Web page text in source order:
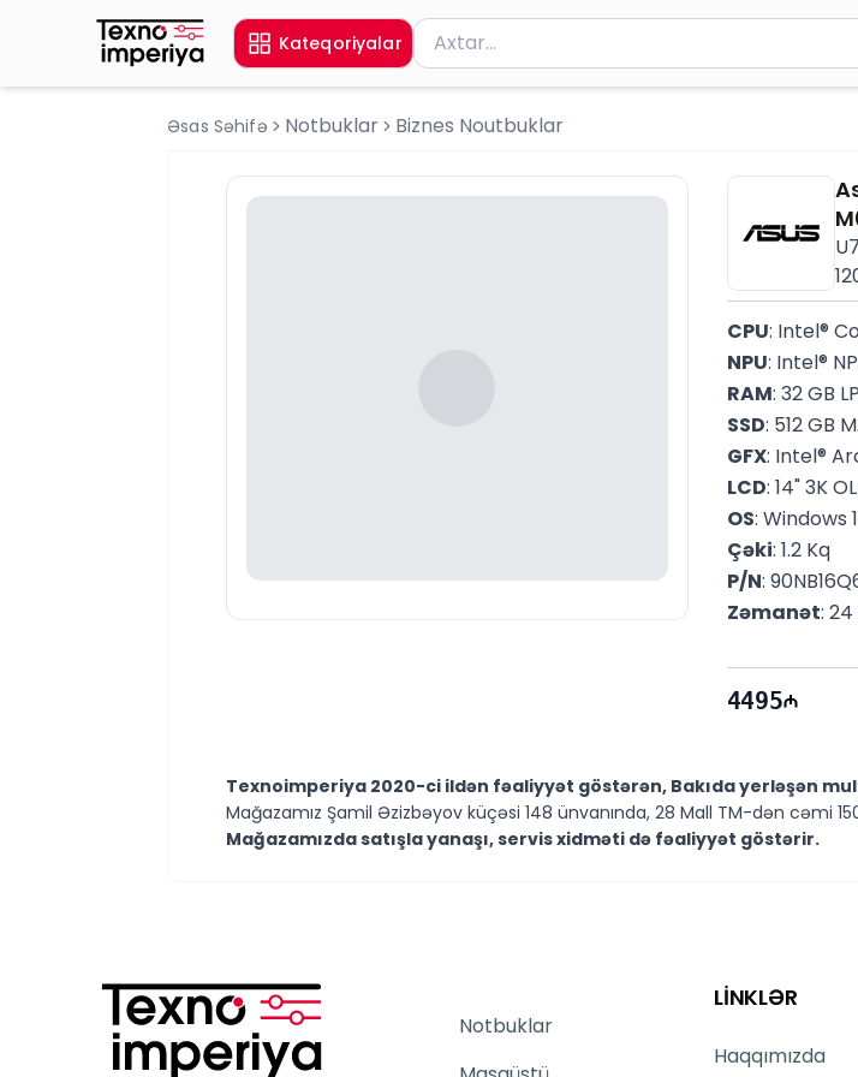
Kateqoriyalar Məhsul axtar
Axtarış üçün ən azı 2 simvol yazın.
Əsas Səhifə Notbuklar Biznes Noutbuklar
CPU: Intel®
NPU: Intel®
RAM: 32 GB
SSD: 512 GB
GFX: Intel®
LCD: 14" 3K
OS: Windows
Çəki: 1.2 Kq
P/N:
Zəmanət:
4495
Texnoimperiya 2020-ci ildən fəaliyyət göstərən, Bakıda yerləşən
Mağazamız Şamil Əzizbəyov küçəsi 148 ünvanında, 28 Mall TM-dən cəmi
Mağazamızda satışla yanaşı, servis xidməti də fəaliyyət göstərir.
Texnoimperiyaya göstərdiyiniz maraq üçün təşəkkür edirik! Sizi
Notbuklar
LİNKLƏR
Haqqımızda